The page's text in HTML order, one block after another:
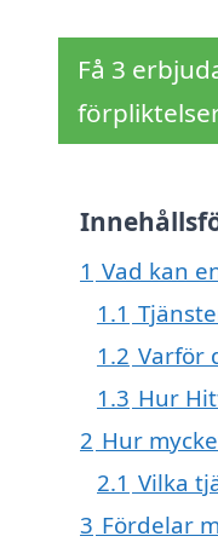
Få 3
1 Vad kan
1.1
1.2 Varför
1.3 Hur
2 Hur
2.1 Vilka
3 Fördelar